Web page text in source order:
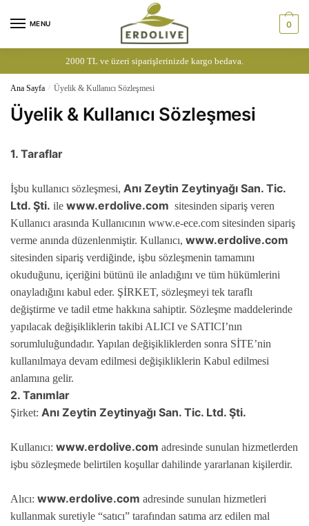
MENU 0
2000 TL ve üzeri siparişlerinizde kargo bedava.
Ana Sayfa / Üyelik & Kullanıcı Sözleşmesi
Üyelik & Kullanıcı Sözleşmesi
1. Taraflar
İşbu kullanıcı sözleşmesi, Anı Zeytin Zeytinyağı San. Tic.
Ltd. Şti. ile www.erdolive.com sitesinden sipariş veren
Kullanıcı arasında Kullanıcının www.e-ece.com sitesinden sipariş
verme anında düzenlenmiştir. Kullanıcı, www.erdolive.com
sitesinden sipariş verdiğinde, işbu sözleşmenin tamamını
okuduğunu, içeriğini bütünü ile anladığını ve tüm hükümlerini
onayladığını kabul eder. ŞİRKET, sözleşmeyi tek taraflı
değiştirme ve tadil etme hakkına sahiptir. Sözleşme maddelerinde
yapılacak değişikliklerin takibi ALICI ve SATICI’nın
sorumluluğundadır. Yapılan değişikliklerden sonra SİTE’nin
kullanılmaya devam edilmesi değişikliklerin Kabul edilmesi
anlamına gelir.
2. Tanımlar
Şirket: Anı Zeytin Zeytinyağı San. Tic. Ltd. Şti.
Kullanıcı: www.erdolive.com adresinde sunulan hizmetlerden
işbu sözleşmede belirtilen koşullar dahilinde yararlanan kişilerdir.
Alıcı: www.erdolive.com adresinde sunulan hizmetleri
kullanmak suretiyle “satıcı” tarafından satıma arz edilen mal